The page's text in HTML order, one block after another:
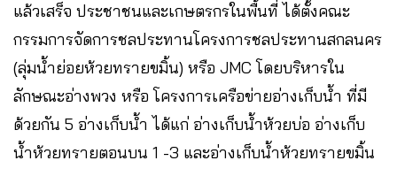
แล้วเสร็จ ประชาชนและเกษตรกรในพื้นที่ ได้ตั้งคณะ
กรรมการจัดการชลประทานโครงการชลประทานสกลนคร
(ลุ่มน้ำย่อยห้วยทรายขมิ้น) หรือ JMC โดยบริหารใน
ลักษณะอ่างพวง หรือ โครงการเครือข่ายอ่างเก็บน้ำ ที่มี
ด้วยกัน 5 อ่างเก็บน้ำ ได้แก่ อ่างเก็บน้ำห้วยบ่อ อ่างเก็บ
น้ำห้วยทรายตอนบน 1 -3 และอ่างเก็บน้ำห้วยทรายขมิ้น